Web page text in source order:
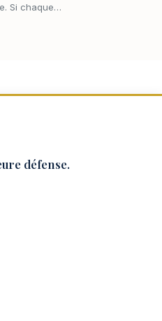
Si chaque
défense.